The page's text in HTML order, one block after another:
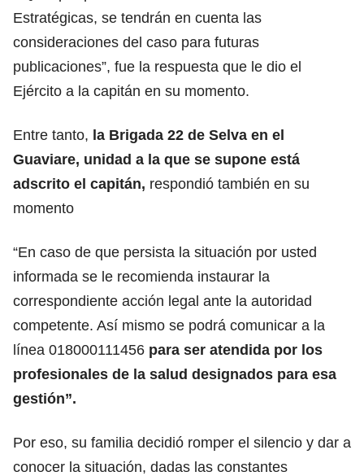
Estratégicas, se tendrán en cuenta las
consideraciones del caso para futuras
publicaciones”, fue la respuesta que le dio el
Ejército a la capitán en su momento.
Entre tanto, la Brigada 22 de Selva en el
Guaviare, unidad a la que se supone está
adscrito el capitán, respondió también en su
momento
“En caso de que persista la situación por usted
informada se le recomienda instaurar la
correspondiente acción legal ante la autoridad
competente. Así mismo se podrá comunicar a la
línea 018000111456 para ser atendida por los
profesionales de la salud designados para esa
gestión”.
Por eso, su familia decidió romper el silencio y dar a
conocer la situación, dadas las constantes